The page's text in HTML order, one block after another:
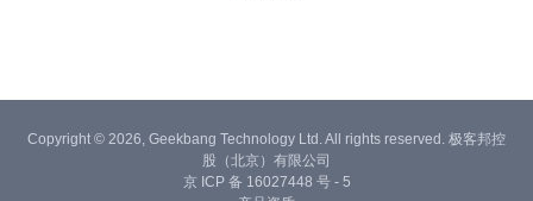
Copyright © 2026, Geekbang Technology Ltd. All rights reserved. 极客邦控
股（北京）有限公司
京 ICP 备 16027448 号 - 5